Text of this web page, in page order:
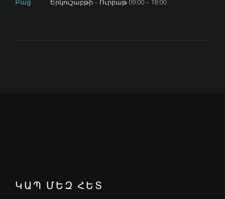
Բաց
Երկուշաբթի – Ուրբաթ 09:00 – 18:00
ԿԱՊ ՄԵԶ ՀԵՏ